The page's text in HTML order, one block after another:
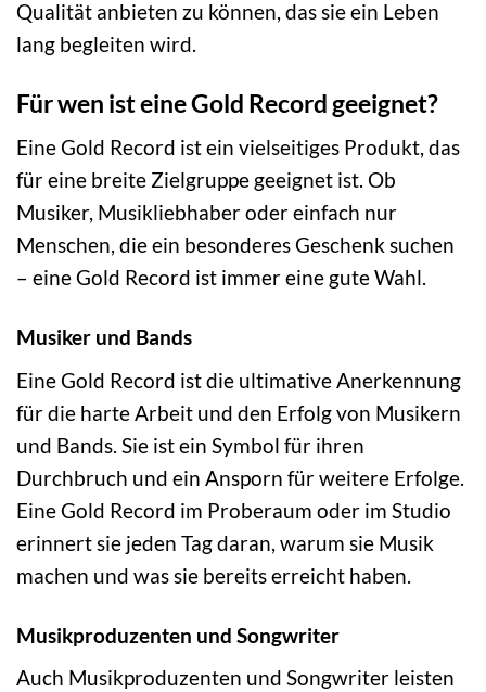
Qualität anbieten zu können, das sie ein Leben
lang begleiten wird.
Für wen ist eine Gold Record geeignet?
Eine Gold Record ist ein vielseitiges Produkt, das
für eine breite Zielgruppe geeignet ist. Ob
Musiker, Musikliebhaber oder einfach nur
Menschen, die ein besonderes Geschenk suchen
– eine Gold Record ist immer eine gute Wahl.
Musiker und Bands
Eine Gold Record ist die ultimative Anerkennung
für die harte Arbeit und den Erfolg von Musikern
und Bands. Sie ist ein Symbol für ihren
Durchbruch und ein Ansporn für weitere Erfolge.
Eine Gold Record im Proberaum oder im Studio
erinnert sie jeden Tag daran, warum sie Musik
machen und was sie bereits erreicht haben.
Musikproduzenten und Songwriter
Auch Musikproduzenten und Songwriter leisten